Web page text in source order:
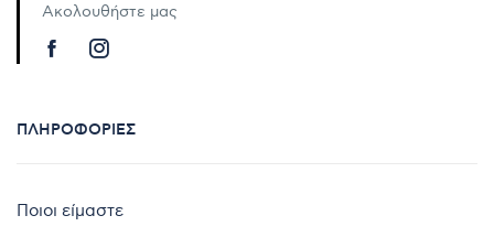
Ακολουθήστε μας
ΠΛΗΡΟΦΟΡΊΕΣ
Ποιοι είμαστε